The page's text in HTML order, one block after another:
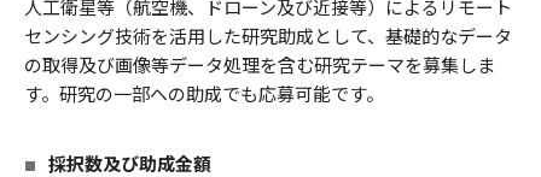
人工衛星等（航空機、ドローン及び近接等）によるリモート
センシング技術を活用した研究助成として、基礎的なデータ
の取得及び画像等データ処理を含む研究テーマを募集しま
す。研究の一部への助成でも応募可能です。
採択数及び助成金額